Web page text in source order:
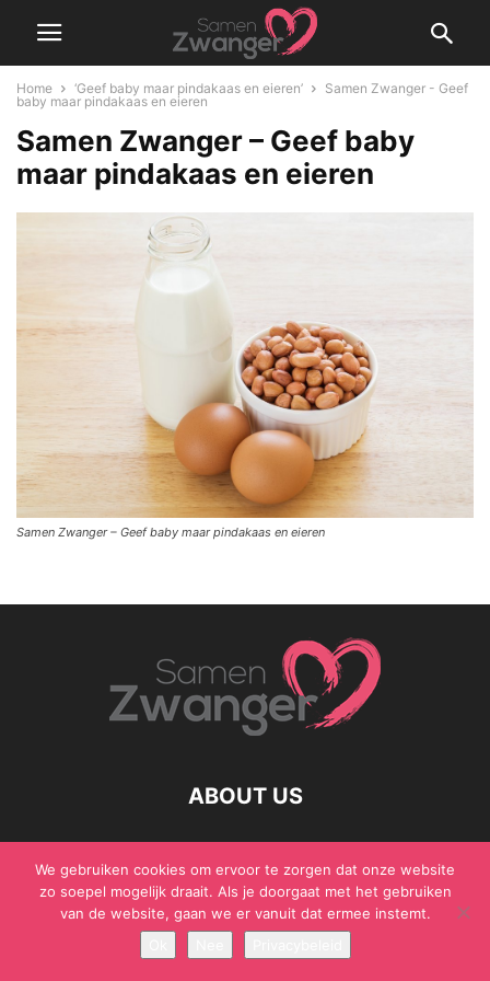
Home ‘Geef baby maar pindakaas en eieren’
Samen Zwanger - Geef
baby maar pindakaas en eieren
Samen Zwanger – Geef baby
maar pindakaas en eieren
Samen Zwanger – Geef baby maar pindakaas en eieren
ABOUT US
© Samen Zwanger - Copyright - Gericht Media 2017 - 2021
We gebruiken cookies om ervoor te zorgen dat onze website
zo soepel mogelijk draait. Als je doorgaat met het gebruiken
van de website, gaan we er vanuit dat ermee instemt.